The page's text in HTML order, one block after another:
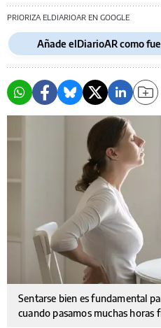
PRIORIZA ELDIARIOAR EN GOOGLE
Añade elDiarioAR como
Sentarse bien es fundamental
cuando pasamos muchas horas